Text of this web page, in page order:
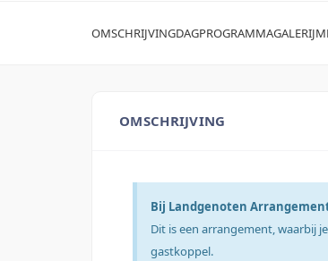
OMSCHRIJVINGDAGPROGRAMMAGALERIJ
OMSCHRIJVING
Bij Landgenoten
Dit is een arrangement, waarbij
gastkoppel.